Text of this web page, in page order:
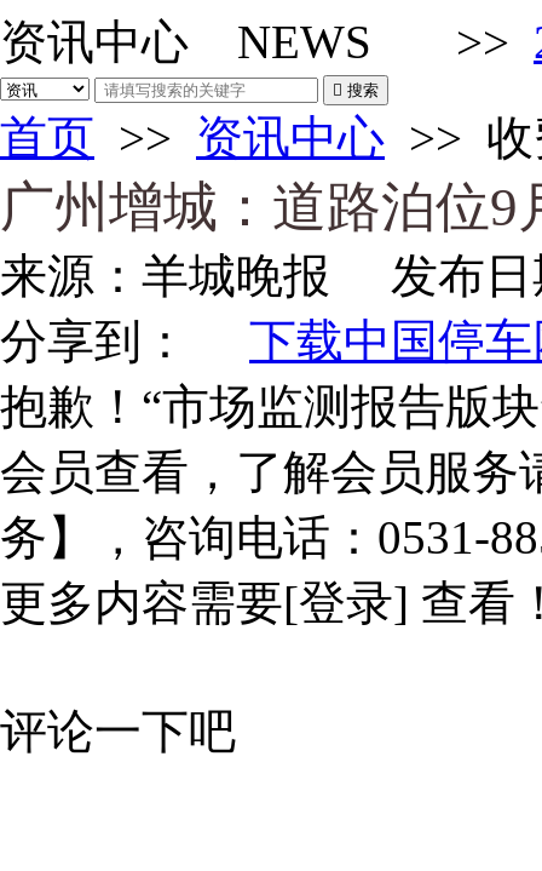
资讯中心 NEWS >>
 搜索
首页 >> 资讯中心 >>
广州增城：道路泊位9
来源： 羊城晚报 发布日
分享到：
下载中国停车
抱歉！“市场监测报告版
会员查看，了解会员服务
务】，咨询电话：0531-
更多内容需要[登录] 查看
评论一下吧